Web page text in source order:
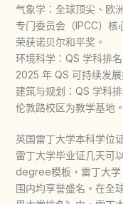
气象学：全球顶尖、欧
专门委员会（IPCC）
荣获诺贝尔和平奖。
环境科学：QS 学科排
2025 年 QS 可持续发
建筑与规划：QS 学科
伦敦路校区为教学基地。
英国雷丁大学本科学位
雷丁大学毕业证几天可
degree模板，雷丁大学
围内均享誉盛名。在全